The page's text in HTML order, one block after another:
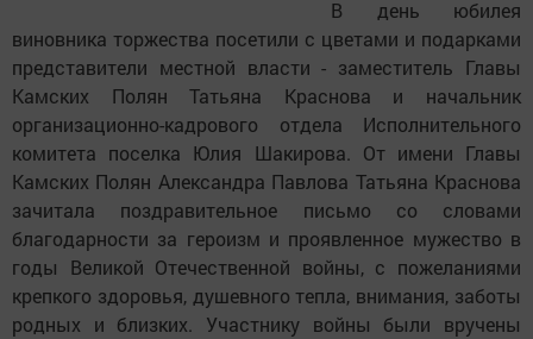
В день юбилея
виновника торжества посетили с цветами и подарками
представители местной власти - заместитель Главы
Камских Полян Татьяна Краснова и начальник
организационно-кадрового отдела Исполнительного
комитета поселка Юлия Шакирова. От имени Главы
Камских Полян Александра Павлова Татьяна Краснова
зачитала поздравительное письмо со словами
благодарности за героизм и проявленное мужество в
годы Великой Отечественной войны, с пожеланиями
крепкого здоровья, душевного тепла, внимания, заботы
родных и близких. Участнику войны были вручены